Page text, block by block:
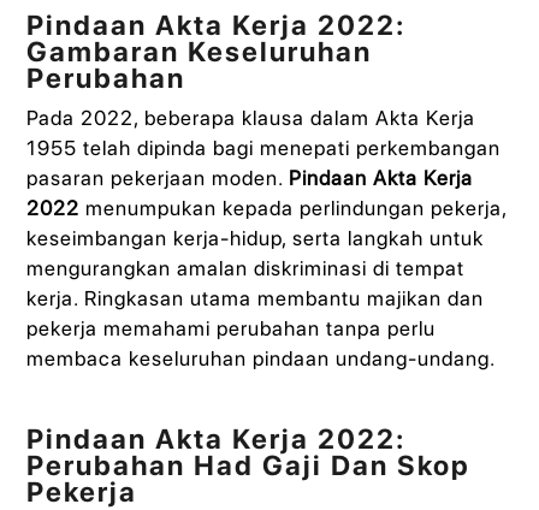
Pindaan Akta Kerja 2022:
Gambaran Keseluruhan
Perubahan
Pada 2022, beberapa klausa dalam Akta Kerja
1955 telah dipinda bagi menepati perkembangan
pasaran pekerjaan moden. Pindaan Akta Kerja
2022 menumpukan kepada perlindungan pekerja,
keseimbangan kerja-hidup, serta langkah untuk
mengurangkan amalan diskriminasi di tempat
kerja. Ringkasan utama membantu majikan dan
pekerja memahami perubahan tanpa perlu
membaca keseluruhan pindaan undang-undang.
Pindaan Akta Kerja 2022:
Perubahan Had Gaji Dan Skop
Pekerja